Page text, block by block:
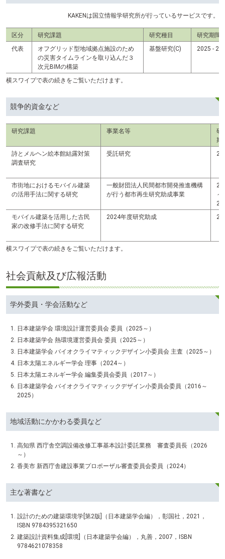
KAKENは国立情報学研究所が行っているサービスです。
区分 研究課題 研究種目
研究期間
代表
オフグリッド型地域拠点施設のため
の災害タイムラインを取り込んだ３
次元BIMの構築
基盤研究(C) 2025 -
横スワイプで表の続きをご覧いただけます。
競争的資金など
研究課題 事業名等
研
期
詩とメルヘン絵本館結露対策
調査研究
受託研究
市街地におけるモバイル建築
の活用手法に関する研究
一般財団法人民間都市開発推進機構
が行う都市再生研究助成事業
～
モバイル建築を活用した古民
家の改修手法に関する研究
2024年度研究助成
横スワイプで表の続きをご覧いただけます。
社会貢献及び広報活動
学外委員・学会活動など
日本建築学会 環境設計運営委員会 委員（2025～）
日本建築学会 熱環境運営委員会 委員（2025～）
日本建築学会 バイオクライマティックデザイン小委員会 主査（2025～）
日本太陽エネルギー学会 理事（2024～）
日本太陽エネルギー学会 編集委員会委員（2017～）
日本建築学会 バイオクライマティックデザイン小委員会委員（2016～
2025）
地域活動にかかわる委員など
高知県 西庁舎空調設備改修工事基本設計委託業務 審査委員長（2026
～）
香美市 新西庁舎建設事業プロポーザル審査委員会委員（2024）
主な著書など
設計のための建築環境学[第2版]（日本建築学会編），彰国社，2021，
ISBN 9784395321650
建築設計資料集成[環境]（日本建築学会編），丸善，2007，ISBN
9784621078358